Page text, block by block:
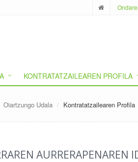
KONTRATATZAILEAREN PROFILA
Oiartzungo Udala Kontratatzailearen Profila
AURRERAPENAREN